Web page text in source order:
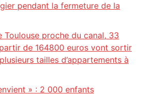
pendant la fermeture de la
Toulouse proche du canal, 33
de 164800 euros vont sortir
tailles d’appartements à
» : 2 000 enfants